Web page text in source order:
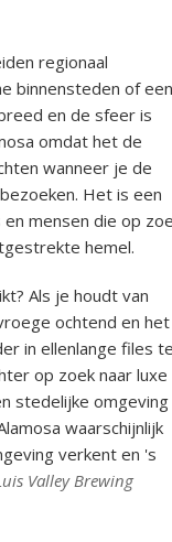
regionaal
binnensteden of een
en de sfeer is
omdat het de
wanneer je de
Het is een
mensen die op
hemel.
Als je houdt van
ochtend en het
in ellenlange files
op zoek naar luxe
stedelijke omgeving
waarschijnlijk
verkent en 's
Valley Brewing